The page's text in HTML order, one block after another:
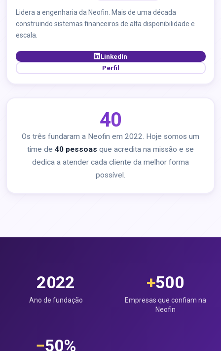
Lidera a engenharia da Neofin. Mais de uma década
construindo sistemas financeiros de alta disponibilidade e
escala.
LinkedIn
Perfil
40
Os três fundaram a Neofin em 2022. Hoje somos um
time de 40 pessoas que acredita na missão e se
dedica a atender cada cliente da melhor forma
possível.
2022
Ano de fundação
+500
Empresas que confiam na
Neofin
−50%